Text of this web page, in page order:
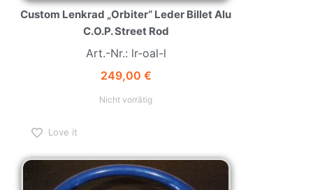
Custom Lenkrad „Orbiter“ Leder Billet Alu
C.O.P. Street Rod
Art.-Nr.: lr-oal-l
249,00 €
Nicht vorrätig
Love it